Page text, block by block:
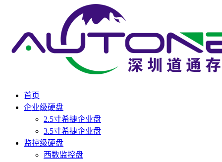
首页
企业级硬盘
2.5寸希捷企业盘
3.5寸希捷企业盘
监控级硬盘
西数监控盘